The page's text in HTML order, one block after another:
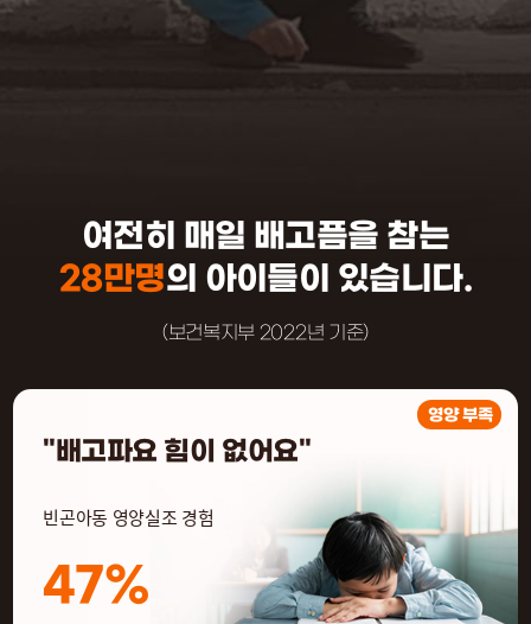
여전히 매일 배고픔을 참는
28만명의 아이들이 있습니다.
(보건복지부 2022년 기준)
영양 부족
"배고파요 힘이 없어요"
빈곤아동 영양실조 경험
47%